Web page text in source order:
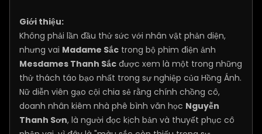
Giới thiệu:
Không phải lần đầu thử sức với nhân vật phản diện,
nhưng vai Madame Sắc trong bộ phim điện ảnh
Mesdames Thanh Sắc được xem là một trong những
thử thách táo bạo nhất trong sự nghiệp của Hồng Ánh.
Nữ diễn viên gạo cội chia sẻ rằng chính chồng cô,
doanh nhân kiêm nhà phê bình văn học Nguyễn
Thanh Sơn, là người đọc kịch bản và thuyết phục cô